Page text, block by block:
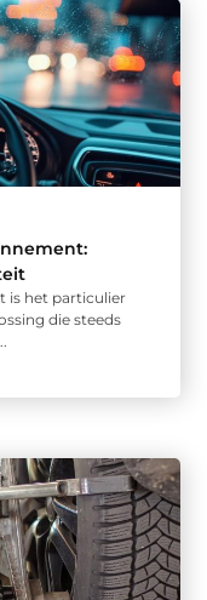
is het particulier
die steeds